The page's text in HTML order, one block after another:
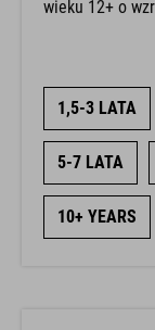
wieku 12+ o
1,5-3 LATA
5-7 LATA
10+ YEARS